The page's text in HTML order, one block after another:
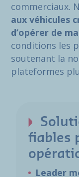
commerciaux.
aux véhicules
d’opérer de
conditions les
soutenant la
plateformes
fiables
Leader